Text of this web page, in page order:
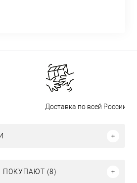
Доставка по всей России
ПОКУПАЮТ (8)